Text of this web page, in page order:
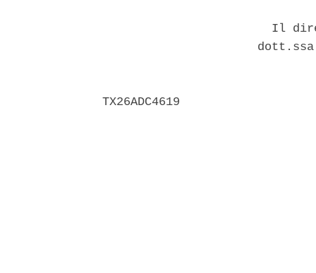
Il